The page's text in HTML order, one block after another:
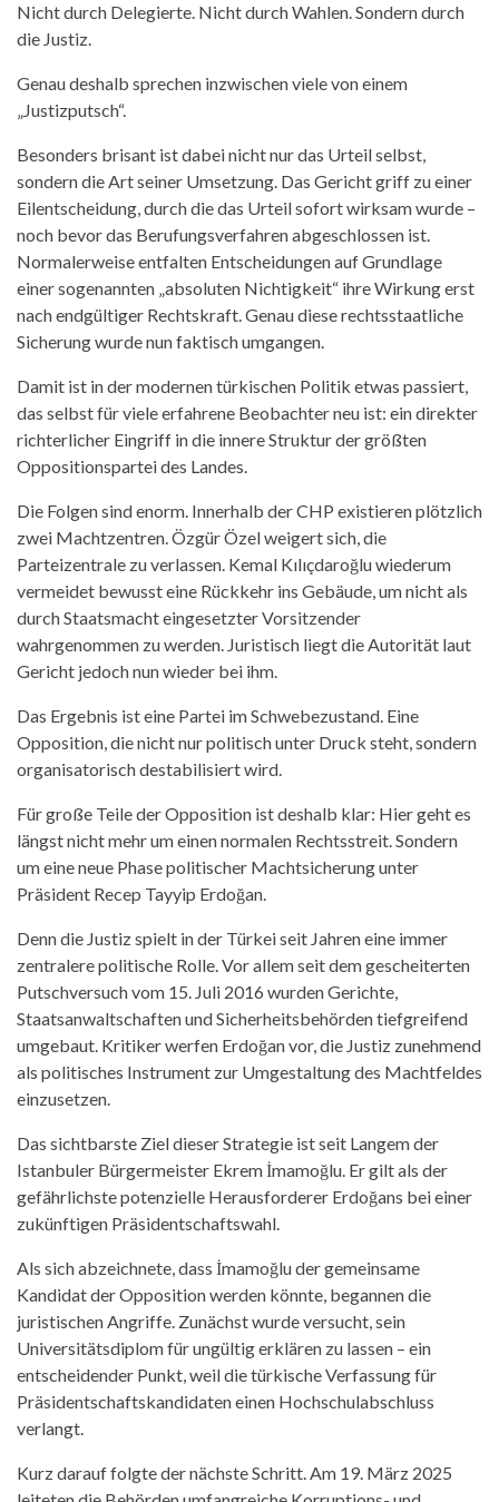
Nicht durch Delegierte. Nicht durch Wahlen. Sondern durch
die Justiz.
Genau deshalb sprechen inzwischen viele von einem
„Justizputsch“.
Besonders brisant ist dabei nicht nur das Urteil selbst,
sondern die Art seiner Umsetzung. Das Gericht griff zu einer
Eilentscheidung, durch die das Urteil sofort wirksam wurde –
noch bevor das Berufungsverfahren abgeschlossen ist.
Normalerweise entfalten Entscheidungen auf Grundlage
einer sogenannten „absoluten Nichtigkeit“ ihre Wirkung erst
nach endgültiger Rechtskraft. Genau diese rechtsstaatliche
Sicherung wurde nun faktisch umgangen.
Damit ist in der modernen türkischen Politik etwas passiert,
das selbst für viele erfahrene Beobachter neu ist: ein direkter
richterlicher Eingriff in die innere Struktur der größten
Oppositionspartei des Landes.
Die Folgen sind enorm. Innerhalb der CHP existieren plötzlich
zwei Machtzentren. Özgür Özel weigert sich, die
Parteizentrale zu verlassen. Kemal Kılıçdaroğlu wiederum
vermeidet bewusst eine Rückkehr ins Gebäude, um nicht als
durch Staatsmacht eingesetzter Vorsitzender
wahrgenommen zu werden. Juristisch liegt die Autorität laut
Gericht jedoch nun wieder bei ihm.
Das Ergebnis ist eine Partei im Schwebezustand. Eine
Opposition, die nicht nur politisch unter Druck steht, sondern
organisatorisch destabilisiert wird.
Für große Teile der Opposition ist deshalb klar: Hier geht es
längst nicht mehr um einen normalen Rechtsstreit. Sondern
um eine neue Phase politischer Machtsicherung unter
Präsident Recep Tayyip Erdoğan.
Denn die Justiz spielt in der Türkei seit Jahren eine immer
zentralere politische Rolle. Vor allem seit dem gescheiterten
Putschversuch vom 15. Juli 2016 wurden Gerichte,
Staatsanwaltschaften und Sicherheitsbehörden tiefgreifend
umgebaut. Kritiker werfen Erdoğan vor, die Justiz zunehmend
als politisches Instrument zur Umgestaltung des Machtfeldes
einzusetzen.
Das sichtbarste Ziel dieser Strategie ist seit Langem der
Istanbuler Bürgermeister Ekrem İmamoğlu. Er gilt als der
gefährlichste potenzielle Herausforderer Erdoğans bei einer
zukünftigen Präsidentschaftswahl.
Als sich abzeichnete, dass İmamoğlu der gemeinsame
Kandidat der Opposition werden könnte, begannen die
juristischen Angriffe. Zunächst wurde versucht, sein
Universitätsdiplom für ungültig erklären zu lassen – ein
entscheidender Punkt, weil die türkische Verfassung für
Präsidentschaftskandidaten einen Hochschulabschluss
verlangt.
Kurz darauf folgte der nächste Schritt. Am 19. März 2025